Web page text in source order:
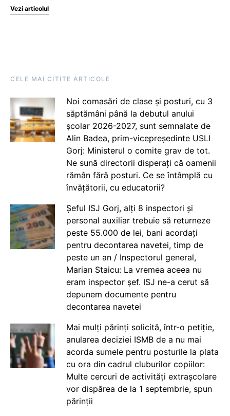
Vezi articolul
CELE MAI CITITE ARTICOLE
Noi comasări de clase și posturi, cu 3
săptămâni până la debutul anului
școlar 2026-2027, sunt semnalate de
Alin Badea, prim-vicepreședinte USLI
Gorj: Ministerul o comite grav de tot.
Ne sună directorii disperați că oamenii
rămân fără posturi. Ce se întâmplă cu
învățătorii, cu educatorii?
Șeful ISJ Gorj, alți 8 inspectori și
personal auxiliar trebuie să returneze
peste 55.000 de lei, bani acordați
pentru decontarea navetei, timp de
peste un an / Inspectorul general,
Marian Staicu: La vremea aceea nu
eram inspector șef. ISJ ne-a cerut să
depunem documente pentru
decontarea navetei
Mai mulți părinți solicită, într-o petiție,
anularea deciziei ISMB de a nu mai
acorda sumele pentru posturile la plata
cu ora din cadrul cluburilor copiilor:
Multe cercuri de activități extrașcolare
vor dispărea de la 1 septembrie, spun
părinții